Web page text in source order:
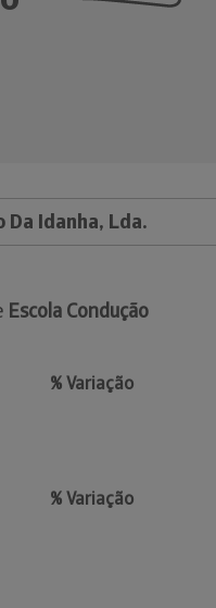
Da Idanha, Lda.
Escola Condução
% Variação
% Variação